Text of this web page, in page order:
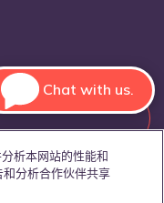
析本网站的性能和
分析合作伙伴共享
Chat with us.